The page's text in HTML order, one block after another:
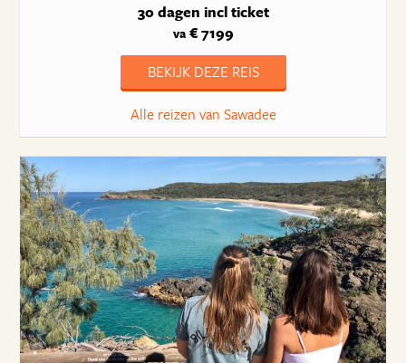
30 dagen incl ticket
va€ 7199
BEKIJK DEZE REIS
Alle reizen van Sawadee